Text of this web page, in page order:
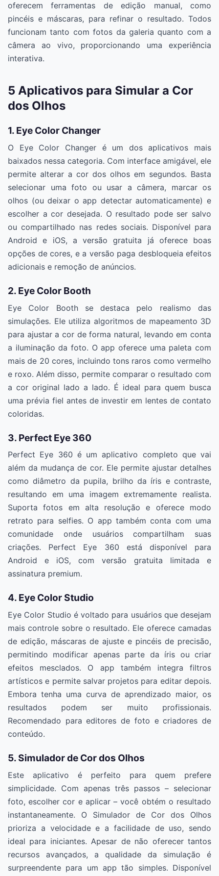
oferecem ferramentas de edição manual, como
pincéis e máscaras, para refinar o resultado. Todos
funcionam tanto com fotos da galeria quanto com a
câmera ao vivo, proporcionando uma experiência
interativa.
5 Aplicativos para Simular a Cor
dos Olhos
1. Eye Color Changer
O Eye Color Changer é um dos aplicativos mais
baixados nessa categoria. Com interface amigável, ele
permite alterar a cor dos olhos em segundos. Basta
selecionar uma foto ou usar a câmera, marcar os
olhos (ou deixar o app detectar automaticamente) e
escolher a cor desejada. O resultado pode ser salvo
ou compartilhado nas redes sociais. Disponível para
Android e iOS, a versão gratuita já oferece boas
opções de cores, e a versão paga desbloqueia efeitos
adicionais e remoção de anúncios.
2. Eye Color Booth
Eye Color Booth se destaca pelo realismo das
simulações. Ele utiliza algoritmos de mapeamento 3D
para ajustar a cor de forma natural, levando em conta
a iluminação da foto. O app oferece uma paleta com
mais de 20 cores, incluindo tons raros como vermelho
e roxo. Além disso, permite comparar o resultado com
a cor original lado a lado. É ideal para quem busca
uma prévia fiel antes de investir em lentes de contato
coloridas.
3. Perfect Eye 360
Perfect Eye 360 é um aplicativo completo que vai
além da mudança de cor. Ele permite ajustar detalhes
como diâmetro da pupila, brilho da íris e contraste,
resultando em uma imagem extremamente realista.
Suporta fotos em alta resolução e oferece modo
retrato para selfies. O app também conta com uma
comunidade onde usuários compartilham suas
criações. Perfect Eye 360 está disponível para
Android e iOS, com versão gratuita limitada e
assinatura premium.
4. Eye Color Studio
Eye Color Studio é voltado para usuários que desejam
mais controle sobre o resultado. Ele oferece camadas
de edição, máscaras de ajuste e pincéis de precisão,
permitindo modificar apenas parte da íris ou criar
efeitos mesclados. O app também integra filtros
artísticos e permite salvar projetos para editar depois.
Embora tenha uma curva de aprendizado maior, os
resultados podem ser muito profissionais.
Recomendado para editores de foto e criadores de
conteúdo.
5. Simulador de Cor dos Olhos
Este aplicativo é perfeito para quem prefere
simplicidade. Com apenas três passos – selecionar
foto, escolher cor e aplicar – você obtém o resultado
instantaneamente. O Simulador de Cor dos Olhos
prioriza a velocidade e a facilidade de uso, sendo
ideal para iniciantes. Apesar de não oferecer tantos
recursos avançados, a qualidade da simulação é
surpreendente para um app tão simples. Disponível